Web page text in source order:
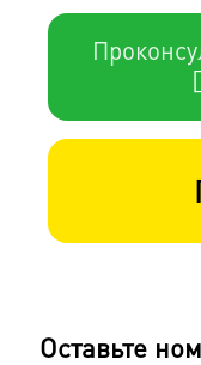
Оставьте